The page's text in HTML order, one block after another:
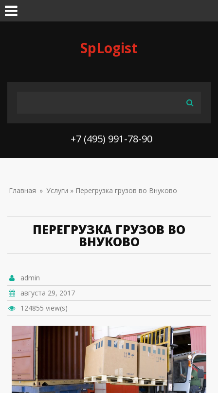
SpLogist
+7 (495) 991-78-90
ВЫ ЗДЕСЬ
Главная » Услуги » Перегрузка грузов во Внуково
ПЕРЕГРУЗКА ГРУЗОВ ВО
ВНУКОВО
admin
августа 29, 2017
124855 view(s)